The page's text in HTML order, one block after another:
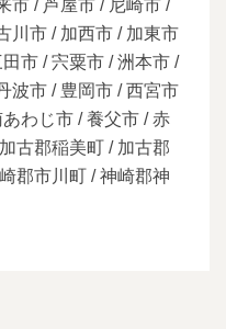
市 / 芦屋市 / 尼崎市 /
川市 / 加西市 / 加東市
市 / 宍粟市 / 洲本市 /
波市 / 豊岡市 / 西宮市
わじ市 / 養父市 / 赤
古郡稲美町 / 加古郡
郡市川町 / 神崎郡神